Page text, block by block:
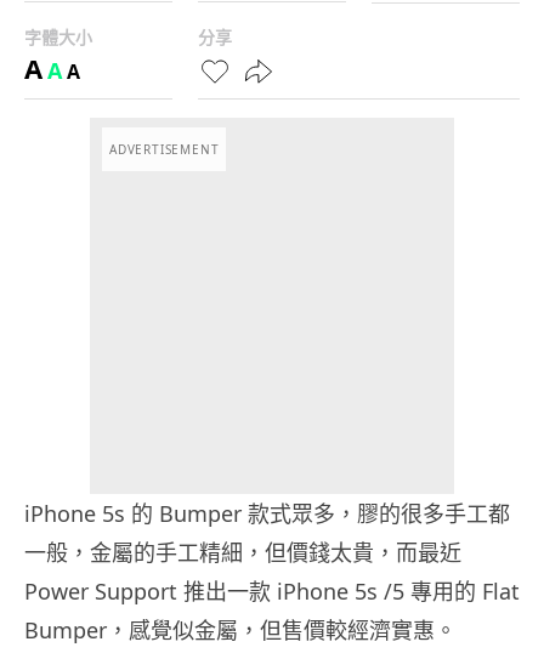
字體大小
AAA
分享
ADVERTISEMENT
iPhone 5s 的 Bumper 款式眾多，膠的很多手工都
一般，金屬的手工精細，但價錢太貴，而最近
Power Support 推出一款 iPhone 5s /5 專用的 Flat
Bumper，感覺似金屬，但售價較經濟實惠。